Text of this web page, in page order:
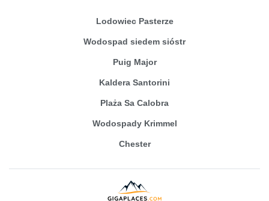
Lodowiec Pasterze
Wodospad siedem sióstr
Puig Major
Kaldera Santorini
Plaża Sa Calobra
Wodospady Krimmel
Chester